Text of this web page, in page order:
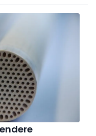
flexibele FunMem®-
worden. Het